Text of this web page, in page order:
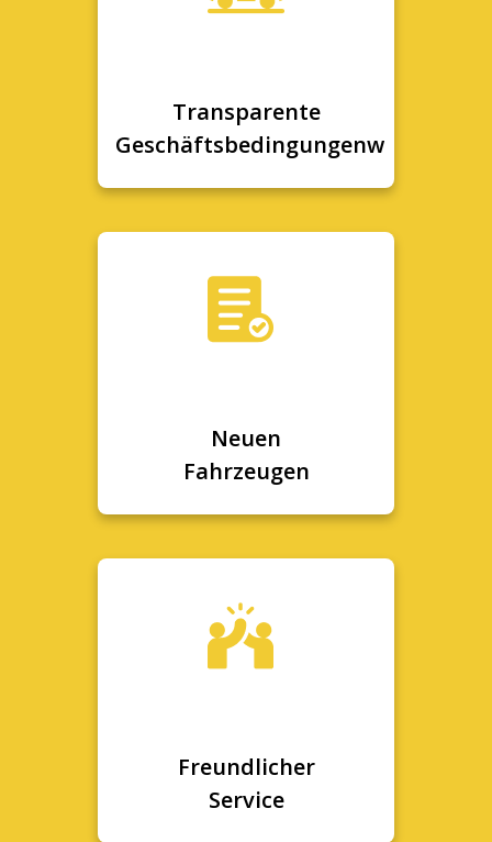
Transparente
Geschäftsbedingungenw
Neuen
Fahrzeugen
Freundlicher
Service